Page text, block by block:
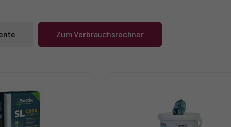
Zum Verbrauchsrechner